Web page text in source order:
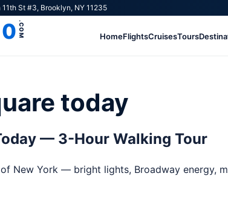
11th St #3, Brooklyn, NY 11235
.COM HomeFlightsCruisesTours
today
— 3-Hour Walking Tour
New York — bright lights, Broadway energy,